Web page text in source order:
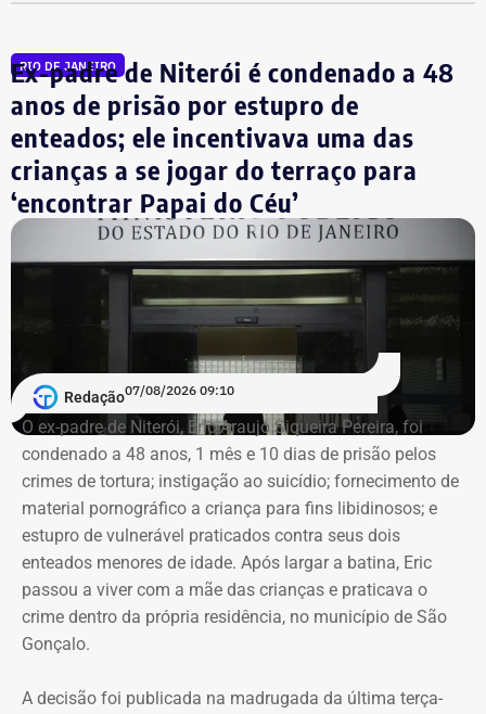
Os desembargadores eleitorais entenderam que as
provas apresentadas foram consideradas suficientes
para manter a condenação da primeira instância, ainda
cabendo recurso e, enquanto isso, Taninho permanece
ocupando o cargo.
A condenação para o prefeito foi de quatro anos, onze
meses e três dias de reclusão, além de nove dias-multa, a
ser cumprida em regime inicial semiaberto. Já para Felipe
Maciel, a condenação foi de um ano e dois meses de
reclusão, em regime inicial aberto, além de onze dias-
multa, com a substituição da pena privativa de liberdade
por duas restritivas de direitos.
Taninho teve seu mandato cassado
em 2015
Em 2012, Taninho foi reeleito, disputando o cargo pelo
PSD. Sua primeira vitória nas urnas se deu em 2008, pelo
PSDB.
Mendonça, foram cassados após uma decisão do
RIO DE JANEIRO
Ex-padre de Niterói é condenado a 48
anos de prisão por estupro de
enteados; ele incentivava uma das
crianças a se jogar do terraço para
‘encontrar Papai do Céu’
Redação07/08/2026 09:10
O ex-padre de Niterói, Eric Araujo Siqueira Pereira, foi
condenado a 48 anos, 1 mês e 10 dias de prisão pelos
crimes de tortura; instigação ao suicídio; fornecimento de
material pornográfico a criança para fins libidinosos; e
estupro de vulnerável praticados contra seus dois
enteados menores de idade. Após largar a batina, Eric
passou a viver com a mãe das crianças e praticava o
crime dentro da própria residência, no município de São
Gonçalo.
A decisão foi publicada na madrugada da última terça-